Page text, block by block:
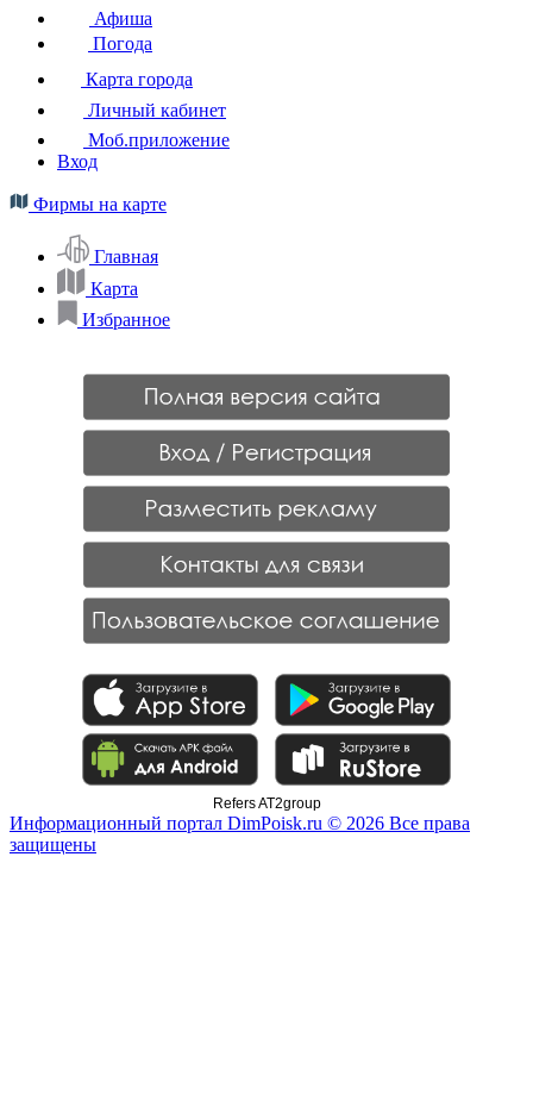
Афиша
Погода
Карта города
Личный кабинет
Моб.приложение
Вход
Фирмы на карте
Главная
Карта
Избранное
Refers AT2group
Информационный портал DimPoisk.ru © 2026 Все права
защищены